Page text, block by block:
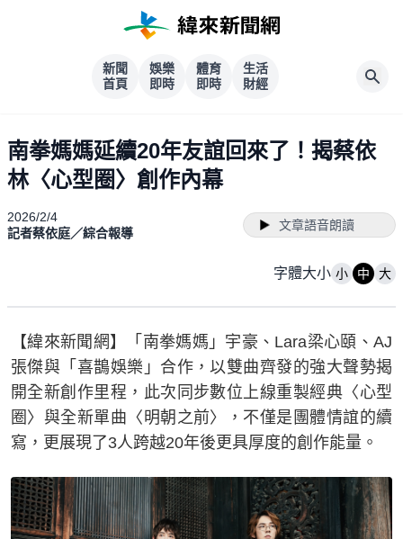
新聞
首頁
娛樂
即時
體育
即時
生活
財經
南拳媽媽延續20年友誼回來了！揭蔡依
林〈心型圈〉創作內幕
2026/2/4
記者蔡依庭／綜合報導
文章語音朗讀
字體大小 小 中 大
【緯來新聞網】「南拳媽媽」宇豪、Lara梁心頤、AJ
張傑與「喜鵲娛樂」合作，以雙曲齊發的強大聲勢揭
開全新創作里程，此次同步數位上線重製經典〈心型
圈〉與全新單曲〈明朝之前〉，不僅是團體情誼的續
寫，更展現了3人跨越20年後更具厚度的創作能量。